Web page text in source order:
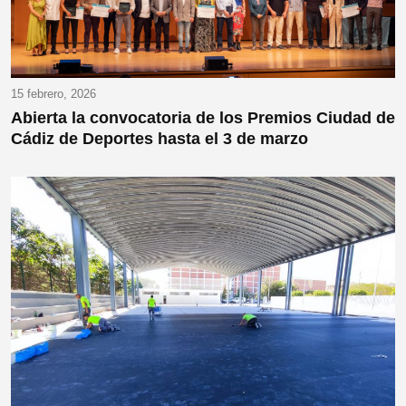
15 febrero, 2026
Abierta la convocatoria de los Premios Ciudad de
Cádiz de Deportes hasta el 3 de marzo